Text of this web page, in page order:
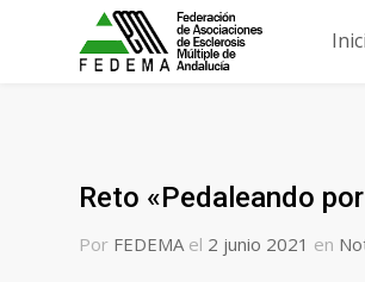
Reto «Pedaleando
Por FEDEMA el 2 junio 2021 en